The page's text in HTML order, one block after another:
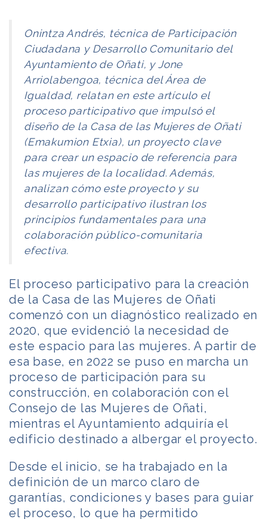
Onintza Andrés, técnica de Participación
Ciudadana y Desarrollo Comunitario del
Ayuntamiento de Oñati, y Jone
Arriolabengoa, técnica del Área de
Igualdad, relatan en este artículo el
proceso participativo que impulsó el
diseño de la Casa de las Mujeres de Oñati
(Emakumion Etxia), un proyecto clave
para crear un espacio de referencia para
las mujeres de la localidad. Además,
analizan cómo este proyecto y su
desarrollo participativo ilustran los
principios fundamentales para una
colaboración público-comunitaria
efectiva.
El proceso participativo para la creación
de la Casa de las Mujeres de Oñati
comenzó con un diagnóstico realizado en
2020, que evidenció la necesidad de
este espacio para las mujeres. A partir de
esa base, en 2022 se puso en marcha un
proceso de participación para su
construcción, en colaboración con el
Consejo de las Mujeres de Oñati,
mientras el Ayuntamiento adquiría el
edificio destinado a albergar el proyecto.
Desde el inicio, se ha trabajado en la
definición de un marco claro de
garantías, condiciones y bases para guiar
el proceso, lo que ha permitido